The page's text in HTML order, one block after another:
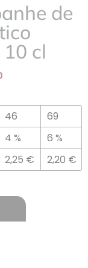
de
cl
46
4 %
2,25 €
69
6 %
2,20 €